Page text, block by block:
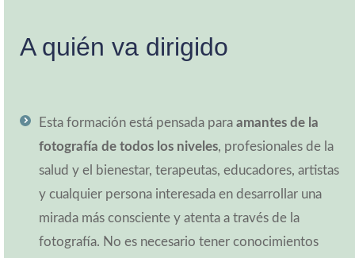
A quién va dirigido
Esta formación está pensada para amantes de la
fotografía de todos los niveles, profesionales de la
salud y el bienestar, terapeutas, educadores, artistas
y cualquier persona interesada en desarrollar una
mirada más consciente y atenta a través de la
fotografía. No es necesario tener conocimientos